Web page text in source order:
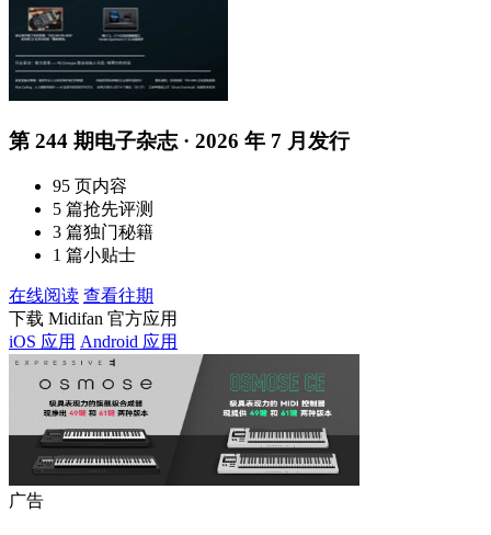
第 244 期电子杂志 · 2026 年 7 月发行
95 页内容
5 篇抢先评测
3 篇独门秘籍
1 篇小贴士
在线阅读 查看往期
下载 Midifan 官方应用
iOS 应用 Android 应用
广告